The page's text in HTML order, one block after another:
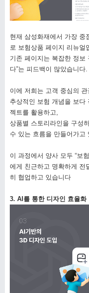
현재 삼성화재에서 가장 중
로 보험상품 페이지 리뉴얼
기존 페이지는 복잡한 정보
다”는 피드백이 많았습니다.
이에 저희는 고객 중심의
추상적인 보험 개념을 보다
젝트를 활용하고,
상품별 스토리라인을 구성
수 있는 흐름을 만들어가고
이 과정에서 양사 모두 “보
에게 친근하고 명확하게 전
히 협업하고 있습니다
3. AI를 통한 디자인 효율화